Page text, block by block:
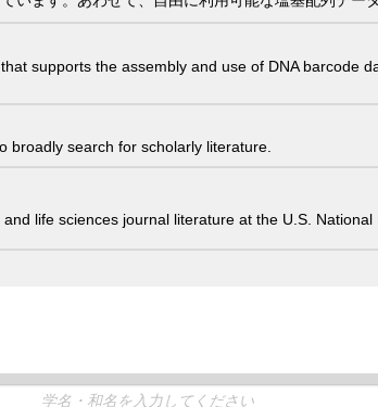
supports the assembly and use of DNA barcode
broadly search for scholarly literature.
life sciences journal literature at the U.S.